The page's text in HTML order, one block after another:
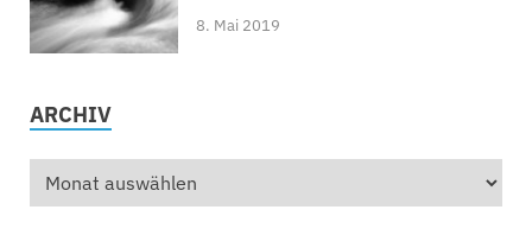
8. Mai 2019
ARCHIV